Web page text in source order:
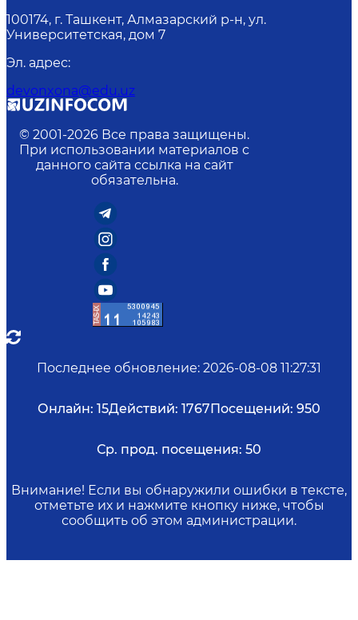
100174, г. Ташкент, Алмазарский р-н, ул.
Университетская, дом 7
Эл. адрес:
devonxona@edu.uz
© 2001-2026 Все права защищены.
При использовании материалов с
данного сайта ссылка на сайт
обязательна.
Последнее обновление: 2026-08-08 11:27:31
Онлайн: 15Действий: 1767Посещений: 950
Ср. прод. посещения: 50
Внимание! Если вы обнаружили ошибки в тексте,
отметьте их и нажмите кнопку ниже, чтобы
сообщить об этом администрации.